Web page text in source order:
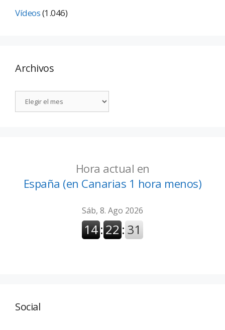
Vídeos(1.046)
Archivos
Hora actual en
España (en Canarias 1 hora menos)
Social